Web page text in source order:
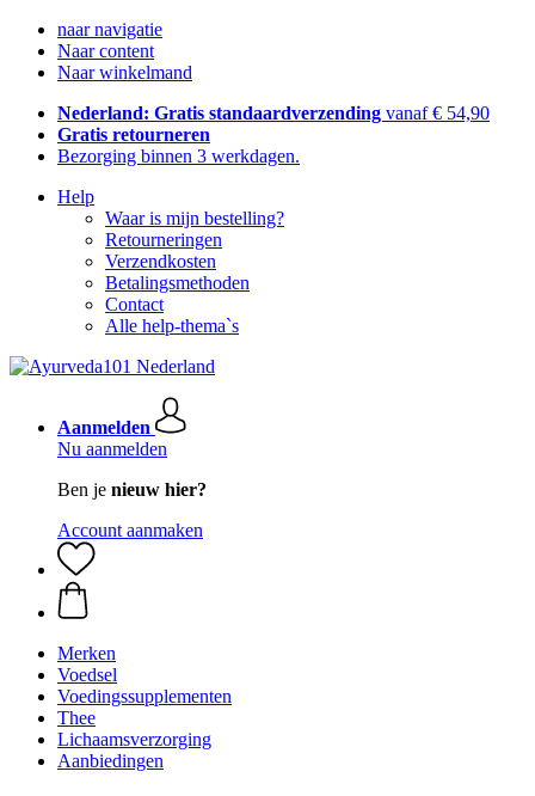
naar navigatie
Naar content
Naar winkelmand
Nederland: Gratis standaardverzending vanaf € 54,90
Gratis retourneren
Bezorging binnen 3 werkdagen.
Help
Waar is mijn bestelling?
Retourneringen
Verzendkosten
Betalingsmethoden
Contact
Alle help-thema`s
Aanmelden
Nu aanmelden
Ben je nieuw hier?
Account aanmaken
Merken
Voedsel
Voedingssupplementen
Thee
Lichaamsverzorging
Aanbiedingen